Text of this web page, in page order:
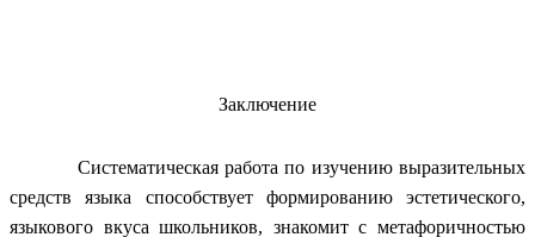
Заключение
Систематическая работа по изучению выразительных
средств языка способствует формированию эстетического,
языкового вкуса школьников, знакомит с метафоричностью